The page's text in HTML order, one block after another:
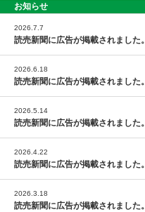
お知らせ
2026.7.7
読売新聞に広告が掲載されました。
2026.6.18
読売新聞に広告が掲載されました。
2026.5.14
読売新聞に広告が掲載されました。
2026.4.22
読売新聞に広告が掲載されました。
2026.3.18
読売新聞に広告が掲載されました。
PAGE TOP